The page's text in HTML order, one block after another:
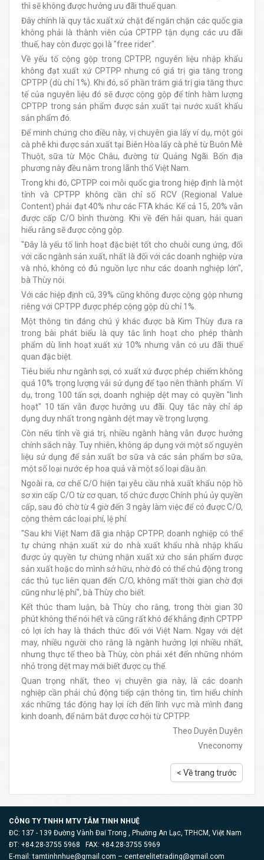
thì sẽ không được hưởng ưu đãi thuế quan.
Đây chính là quy tắc xuất xứ chặt để ngăn chặn các quốc gia
không phải là thành viên của CPTPP tận dụng các ưu đãi
thuế, hay còn được gọi là "free rider".
Về yếu tố cộng gộp trong CPTPP, nguyên liệu nhập khẩu
không đạt xuất xứ CPTPP nhưng có giá trị gia tăng trong
CPTPP (dù chỉ 1%). Khi đó, số phần trăm giá trị gia tăng thực
tế của nguyên liệu đó sẽ được cộng gộp để tính hàm lượng
CPTPP trong sản phẩm được sản xuất tại nước xuất khẩu
sản phẩm đó.
Để minh chứng cho điều này, vị chuyên gia lấy ví dụ, một gói
cà phê khi được sản xuất tại Biên Hòa lấy cà phê từ Buôn Mê
Thuột, sữa từ Mộc Châu, đường từ Quảng Ngãi. Bốn địa
phương này đều nằm trong lãnh thổ Việt Nam.
Trong khi đó, CPTPP coi mỗi quốc gia trong hiệp định là một
tỉnh và CPTPP không cần chỉ số RCV (Regional Value
Content) phải đạt 40% như các FTA khác. Kể cả 15, 20% vẫn
được cấp C/O bình thường. Khi về đến hải quan, hải quan
hiểu rằng sẽ được cộng gộp.
"Đây là yếu tố linh hoạt đặc biệt tốt cho chuỗi cung ứng, đối
với các ngành sản xuất, nhất là đối với các doanh nghiệp vừa
và nhỏ, không có đủ nguồn lực như các doanh nghiệp lớn",
bà Thùy nói.
Với các hiệp định cũ, 39% cũng không được cộng gộp nhưng
riêng với CPTPP được phép cộng gộp dù chỉ 1%.
Một thông tin đáng chú ý khác được bà Kim Thùy đưa ra
trong bài phát biểu là quy tắc linh hoạt cho phép thành
phẩm dù linh hoạt xuất xứ 10% nhưng vẫn có ưu đãi thuế
quan đặc biệt.
Tiêu biểu như ngành sợi, có xuất xứ được phép chiếm không
quá 10% trọng lượng vải sử dụng để tạo nên thành phẩm. Ví
dụ, trong 100 tấn sợi, doanh nghiệp dệt may có quyền "linh
hoạt" 10 tấn vẫn được hưởng ưu đãi. Quy tắc này chỉ áp
dụng duy nhất trong ngành dệt may về trọng lượng.
Còn nếu tính về giá trị, nhiều ngành hàng vẫn được hưởng
chính sách này. Tuy nhiên, không áp dụng với một số nguyên
liệu sử dụng để sản xuất bơ sữa và các sản phẩm bơ sữa,
một số loại nước ép hoa quả và một số loại dầu ăn.
Ngoài ra, cơ chế C/O hiện tại yêu cầu nhà xuất khẩu nộp hồ
sơ xin cấp C/O từ cơ quan, tổ chức được Chính phủ ủy quyền
cấp, sau đó chờ từ 4 giờ đến 3 ngày làm việc để có được C/O,
cộng thêm các loại phí, lệ phí.
"Sau khi Việt Nam đã gia nhập CPTPP, doanh nghiệp có thể
tự chứng nhận xuất xứ do nhà xuất khẩu nhà nhập khẩu
được ủy quyền tự chứng nhận xuất xứ cho sản phẩm được
sản xuất hoặc do mình sở hữu, nhờ đó có thể chủ động trong
các thủ tục liên quan đến C/O, không mất thời gian chờ đợi
cũng như lệ phí", bà Thùy cho biết.
Kết thúc tham luận, bà Thùy cho rằng, trong thời gian 30
phút không thể nói hết và cũng rất khó để khẳng định CPTPP
có lợi ích hay là thách thức đối với Việt Nam. Ngay với dệt
may, nhiều người cho rằng là ngành hưởng lợi nhiều nhất,
nhưng thực tế theo bà Thùy, còn phải xét đến những nhóm
nhỏ trong dệt may mới biết được cụ thể.
Quan trọng nhất, theo vị chuyên gia này, là các doanh
nghiệp cần phải chủ động tiếp cận thông tin, tìm hiểu chính
xác những tác động hay lợi ích đến lĩnh vực mà mình đang
kinh doanh, để nắm bắt được cơ hội từ CPTPP.
Theo Duyên Duyên
Vneconomy
< Về trang trước
CÔNG TY TNHH MTV TÂM TINH NHUỆ
ĐC: 137 - 139 Đường Vành Đai Trong , Phường An Lạc, TP.HCM, Việt Nam
ĐT: +84.28-3755 5968 FAX: +84.28-3755 5969
E-mail:tamtinhnhue@gmail.com – centerelitetrading@gmail.com